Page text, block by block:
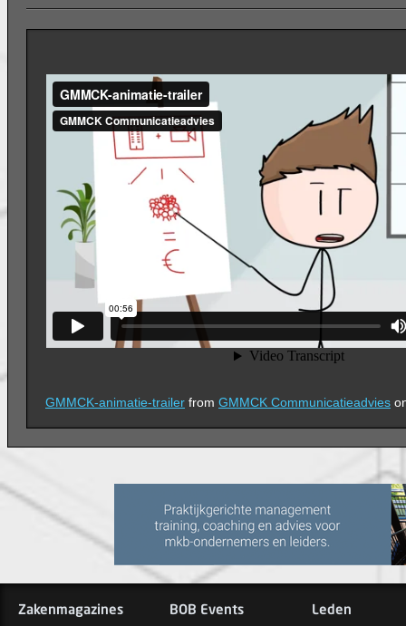
GMMCK-animatie-trailer from GMMCK Communicatieadvies
Zakenmagazines BOB Events Leden